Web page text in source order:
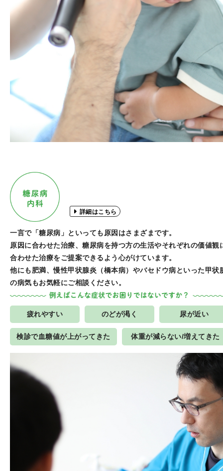
詳細はこちら
一言で「糖尿病」といっても原因はさまざまです。
原因に合わせた治療、糖尿病を持つ方の生活やそれぞれの価値観
合わせた治療をご提案できるよう心がけています。
他にも肥満、慢性甲状腺炎（橋本病）やバセドウ病といった甲状
の病気もお気軽にご相談ください。
疲れやすい のどが渇く 尿が近い
検診で血糖値が上がってきた 体重が減らない/増えてきた